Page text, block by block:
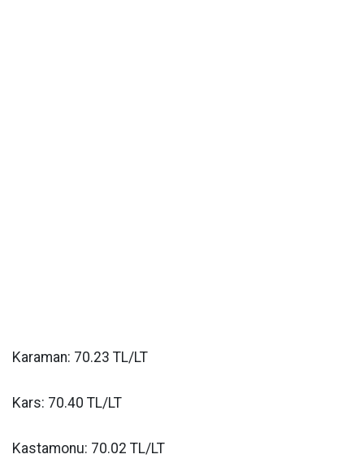
Karaman: 70.23 TL/LT
Kars: 70.40 TL/LT
Kastamonu: 70.02 TL/LT